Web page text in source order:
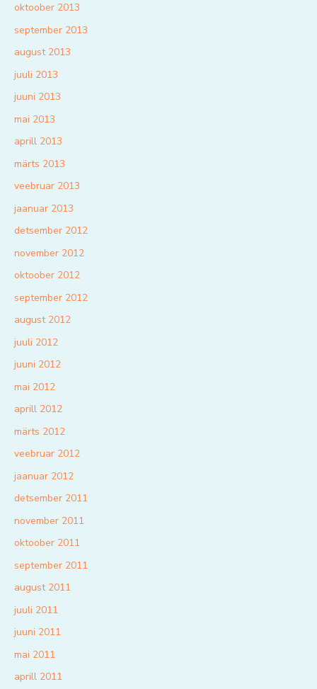
oktoober 2013
september 2013
august 2013
juuli 2013
juuni 2013
mai 2013
aprill 2013
märts 2013
veebruar 2013
jaanuar 2013
detsember 2012
november 2012
oktoober 2012
september 2012
august 2012
juuli 2012
juuni 2012
mai 2012
aprill 2012
märts 2012
veebruar 2012
jaanuar 2012
detsember 2011
november 2011
oktoober 2011
september 2011
august 2011
juuli 2011
juuni 2011
mai 2011
aprill 2011